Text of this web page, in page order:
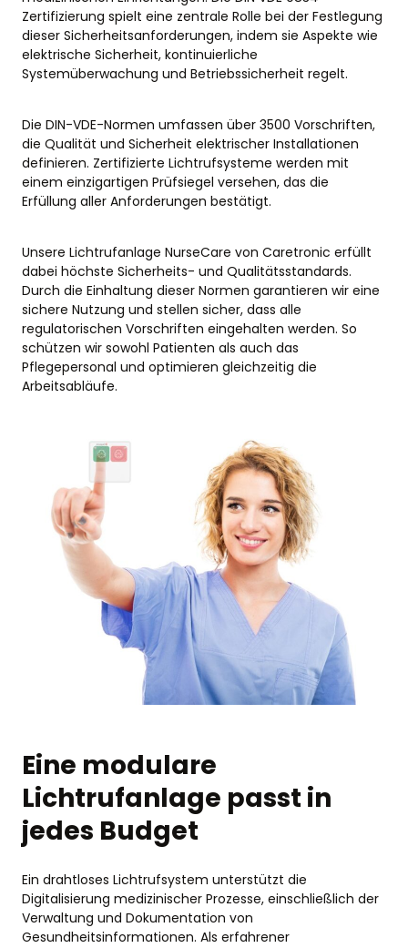
Zertifizierung spielt eine zentrale Rolle bei der Festlegung
dieser Sicherheitsanforderungen, indem sie Aspekte wie
elektrische Sicherheit, kontinuierliche
Systemüberwachung und Betriebssicherheit regelt.
Die DIN-VDE-Normen umfassen über 3500 Vorschriften,
die Qualität und Sicherheit elektrischer Installationen
definieren. Zertifizierte Lichtrufsysteme werden mit
einem einzigartigen Prüfsiegel versehen, das die
Erfüllung aller Anforderungen bestätigt.
Unsere Lichtrufanlage NurseCare von Caretronic erfüllt
dabei höchste Sicherheits- und Qualitätsstandards.
Durch die Einhaltung dieser Normen garantieren wir eine
sichere Nutzung und stellen sicher, dass alle
regulatorischen Vorschriften eingehalten werden. So
schützen wir sowohl Patienten als auch das
Pflegepersonal und optimieren gleichzeitig die
Arbeitsabläufe.
Eine modulare
Lichtrufanlage passt in
jedes Budget
Ein drahtloses Lichtrufsystem unterstützt die
Digitalisierung medizinischer Prozesse, einschließlich der
Verwaltung und Dokumentation von
Gesundheitsinformationen. Als erfahrener